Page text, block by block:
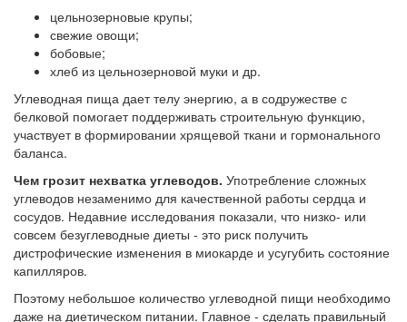
цельнозерновые крупы;
свежие овощи;
бобовые;
хлеб из цельнозерновой муки и др.
Углеводная пища дает телу энергию, а в содружестве с
белковой помогает поддерживать строительную функцию,
участвует в формировании хрящевой ткани и гормонального
баланса.
Чем грозит нехватка углеводов. Употребление сложных
углеводов незаменимо для качественной работы сердца и
сосудов. Недавние исследования показали, что низко- или
совсем безуглеводные диеты - это риск получить
дистрофические изменения в миокарде и усугубить состояние
капилляров.
Поэтому небольшое количество углеводной пищи необходимо
даже на диетическом питании. Главное - сделать правильный